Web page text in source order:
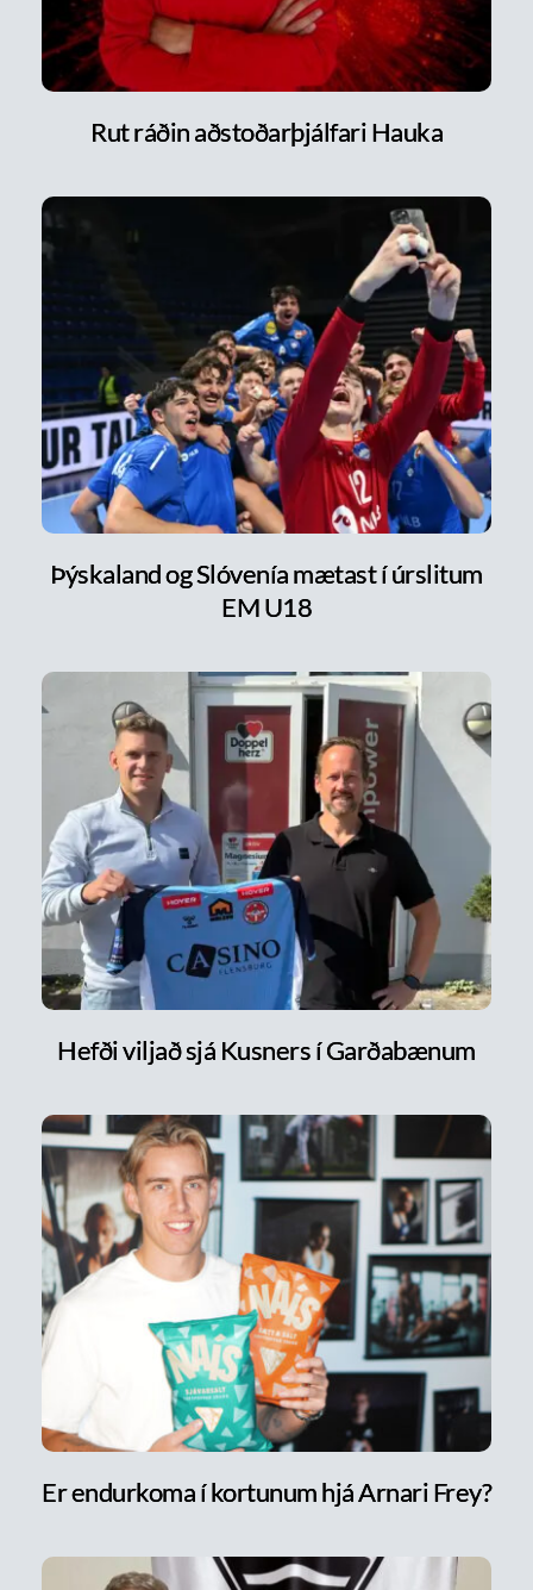
Rut ráðin aðstoðarþjálfari Hauka
Þýskaland og Slóvenía mætast í úrslitum
EM U18
Hefði viljað sjá Kusners í Garðabænum
Er endurkoma í kortunum hjá Arnari Frey?